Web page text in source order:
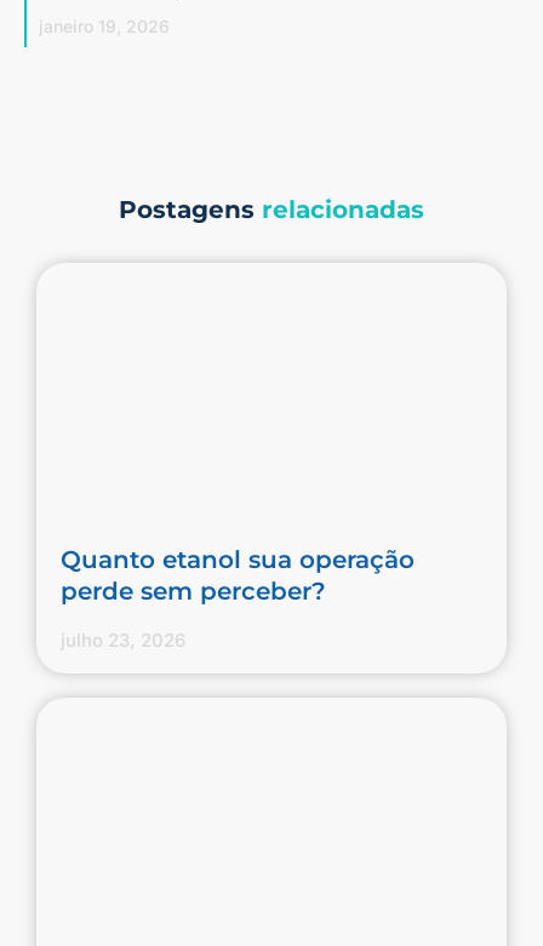
janeiro 19, 2026
Postagens relacionadas
Quanto etanol sua operação
perde sem perceber?
julho 23, 2026